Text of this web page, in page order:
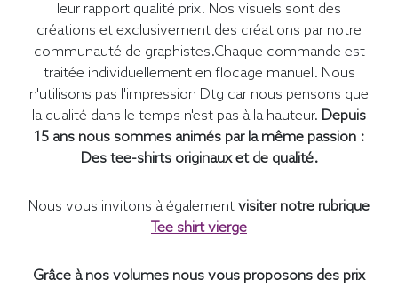
leur rapport qualité prix. Nos visuels sont des
créations et exclusivement des créations par notre
communauté de graphistes.Chaque commande est
traitée individuellement en flocage manuel. Nous
n'utilisons pas l'impression Dtg car nous pensons que
la qualité dans le temps n'est pas à la hauteur. Depuis
15 ans nous sommes animés par la même passion :
Des tee-shirts originaux et de qualité.
Nous vous invitons à également visiter notre rubrique
Tee shirt vierge
Grâce à nos volumes nous vous proposons des prix